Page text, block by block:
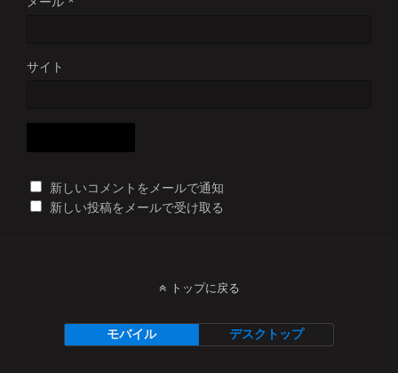
サイト
新しいコメントをメールで通知
新しい投稿をメールで受け取る
トップに戻る
モバイル デスクトップ